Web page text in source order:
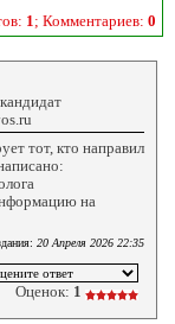
1 ; Комментариев: 0
тот, кто направил
на
20 Апреля 2026 22:35
Оценок: 1